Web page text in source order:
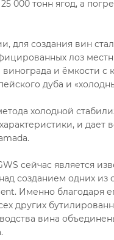
000 тонн ягод, а
для создания вин
лоз
и ёмкости
дуба и
холодной
и
сейчас является
созданием одних
Именно благодаря
других
вина